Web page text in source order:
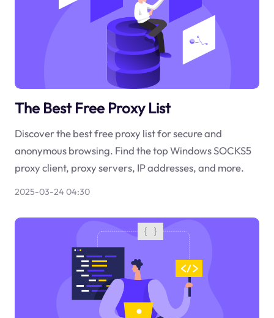
The Best Free Proxy List
Discover the best free proxy list for secure and
anonymous browsing. Find the top Windows SOCKS5
proxy client, proxy servers, IP addresses, and more.
2025-03-24 04:30